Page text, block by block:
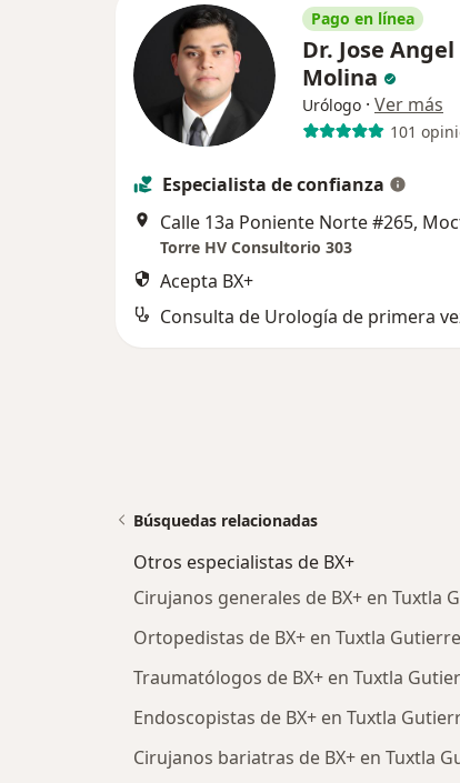
Pago en línea
Dr. Jose
Molina
Urólogo · Ver más
101
Especialista de confianza
Torre HV Consultorio 303
Acepta BX+
Consulta de Urología de primera
Búsquedas relacionadas
Otros especialistas de BX+
Cirujanos generales de BX+ en Tuxtla
Ortopedistas de BX+ en Tuxtla
Traumatólogos de BX+ en Tuxtla
Endoscopistas de BX+ en Tuxtla
Cirujanos bariatras de BX+ en Tuxtla